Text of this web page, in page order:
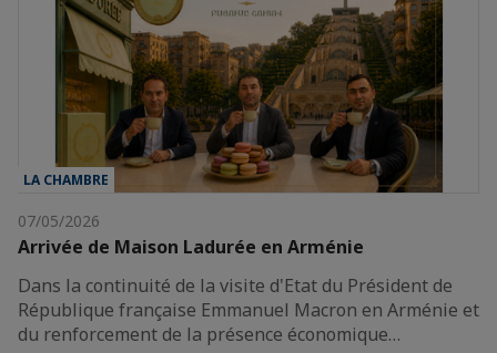
LA CHAMBRE
07/05/2026
Arrivée de Maison Ladurée en Arménie
Dans la continuité de la visite d'Etat du Président de
République française Emmanuel Macron en Arménie et
du renforcement de la présence économique…